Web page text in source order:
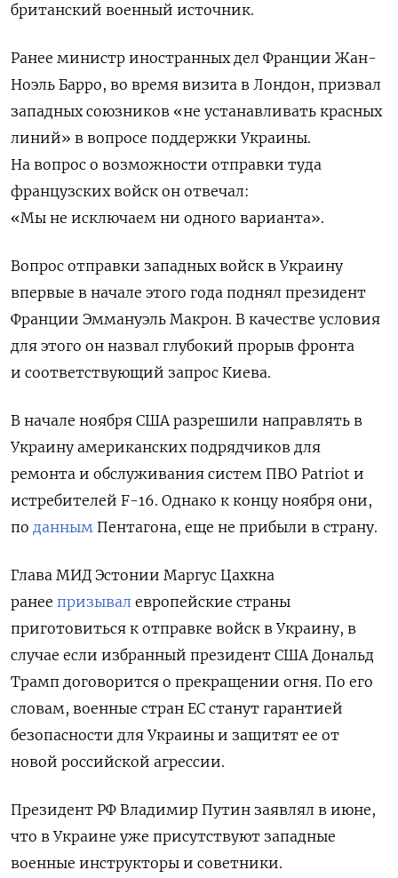
британский военный источник.
Ранее министр иностранных дел Франции Жан-
Ноэль Барро, во время визита в Лондон, призвал
западных союзников «не устанавливать красных
линий» в вопросе поддержки Украины.
На вопрос о возможности отправки туда
французских войск он отвечал:
«Мы не исключаем ни одного варианта».
Вопрос отправки западных войск в Украину
впервые в начале этого года поднял президент
Франции Эммануэль Макрон. В качестве условия
для этого он назвал глубокий прорыв фронта
и соответствующий запрос Киева.
В начале ноября США разрешили направлять в
Украину американских подрядчиков для
ремонта и обслуживания систем ПВО Patriot и
истребителей F-16. Однако к концу ноября они,
по данным Пентагона, еще не прибыли в страну.
Глава МИД Эстонии Маргус Цахкна
ранее призывал европейские страны
приготовиться к отправке войск в Украину, в
случае если избранный президент США Дональд
Трамп договорится о прекращении огня. По его
словам, военные стран ЕС станут гарантией
безопасности для Украины и защитят ее от
новой российской агрессии.
Президент РФ Владимир Путин заявлял в июне,
что в Украине уже присутствуют западные
военные инструкторы и советники.